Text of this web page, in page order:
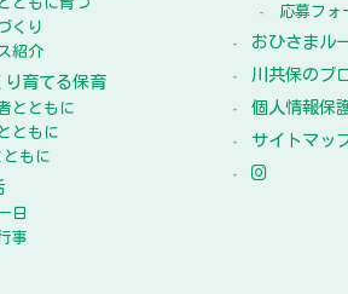
くり
紹介
育てる保育
とともに
ともに
もに
日
事
応募フォ
おひさまル
川共保のブ
個人情報保
サイトマッ